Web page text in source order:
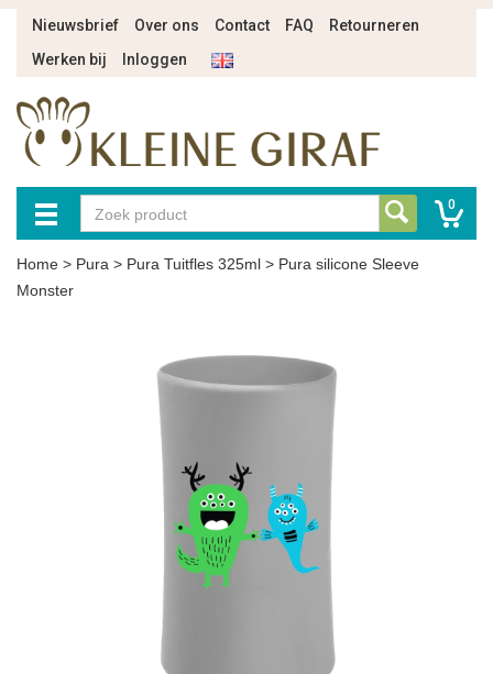
Nieuwsbrief Over ons Contact FAQ
Retourneren
Werken bij
Inloggen
0
Home > Pura > Pura Tuitfles 325ml > Pura silicone Sleeve
Monster